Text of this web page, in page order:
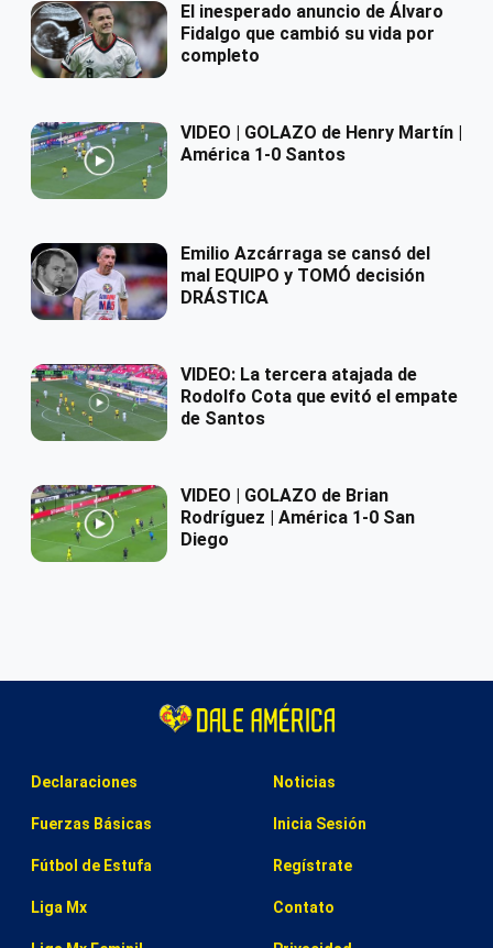
El inesperado anuncio de Álvaro
Fidalgo que cambió su vida por
completo
VIDEO | GOLAZO de Henry Martín |
América 1-0 Santos
Emilio Azcárraga se cansó del
mal EQUIPO y TOMÓ decisión
DRÁSTICA
VIDEO: La tercera atajada de
Rodolfo Cota que evitó el empate
de Santos
VIDEO | GOLAZO de Brian
Rodríguez | América 1-0 San
Diego
Declaraciones
Fuerzas Básicas
Fútbol de Estufa
Liga Mx
Noticias
Inicia Sesión
Regístrate
Contato